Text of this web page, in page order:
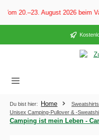
springen
20.–23. August 2026 beim
Du bist hier: Home
Unisex Camping-Pullover & -
Camping ist mein Leben -